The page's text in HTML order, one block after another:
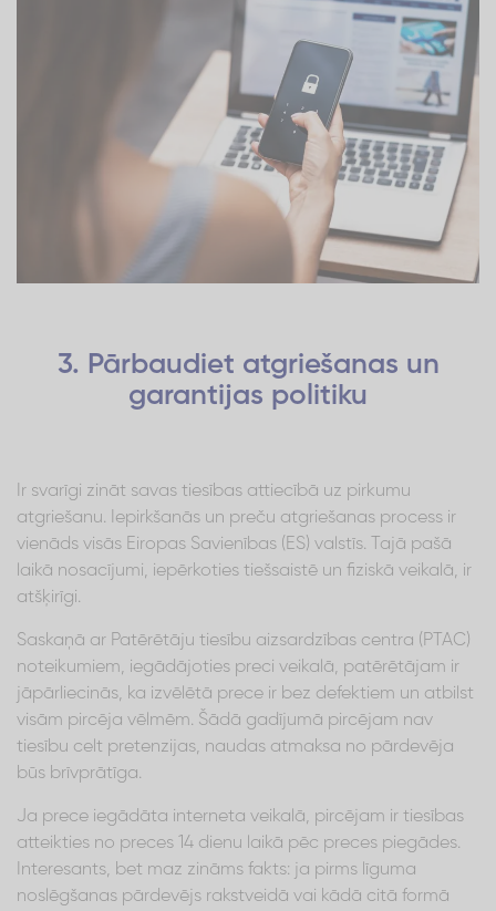
3. Pārbaudiet atgriešanas un
garantijas politiku
Ir svarīgi zināt savas tiesības attiecībā uz pirkumu
atgriešanu. Iepirkšanās un preču atgriešanas process ir
vienāds visās Eiropas Savienības (ES) valstīs. Tajā pašā
laikā nosacījumi, iepērkoties tiešsaistē un fiziskā veikalā, ir
atšķirīgi.
Saskaņā ar Patērētāju tiesību aizsardzības centra (PTAC)
noteikumiem, iegādājoties preci veikalā, patērētājam ir
jāpārliecinās, ka izvēlētā prece ir bez defektiem un atbilst
visām pircēja vēlmēm. Šādā gadījumā pircējam nav
tiesību celt pretenzijas, naudas atmaksa no pārdevēja
būs brīvprātīga.
Ja prece iegādāta interneta veikalā, pircējam ir tiesības
atteikties no preces 14 dienu laikā pēc preces piegādes.
Interesants, bet maz zināms fakts: ja pirms līguma
noslēgšanas pārdevējs rakstveidā vai kādā citā formā